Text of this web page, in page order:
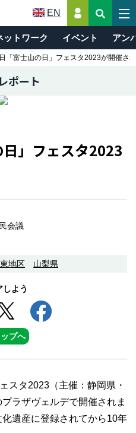
EN
ットワーク イベント アン
「富士山の日」フェスタ2023が開催さ
ポート
」フェスタ2023
会議
地区 山梨県
しよう
プへ
スタ2023（主催：静岡県・
ラザヴェルデで開催されま
遺産に登録されてから10年